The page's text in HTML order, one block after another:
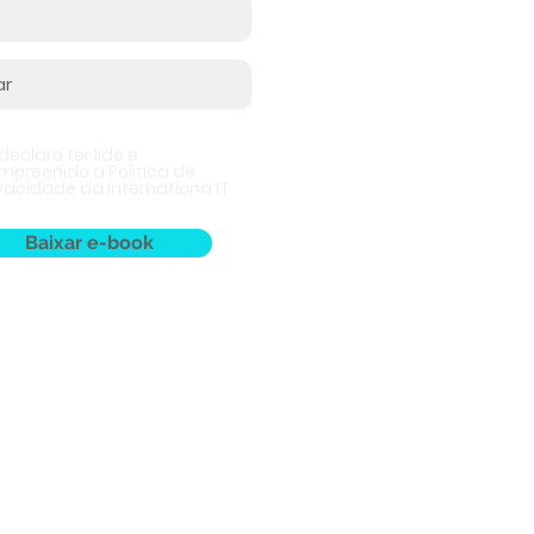
Baixar e-book